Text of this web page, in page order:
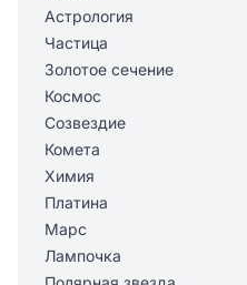
Астрология
Частица
Золотое сечение
Космос
Созвездие
Комета
Химия
Платина
Марс
Лампочка